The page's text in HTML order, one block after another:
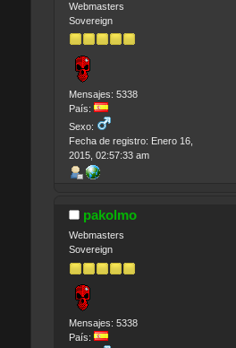
Webmasters
Sovereign
Mensajes: 5338
País:
Sexo:
Fecha de registro: Enero 16,
2015, 02:57:33 am
pakolmo
Webmasters
Sovereign
Mensajes: 5338
País: